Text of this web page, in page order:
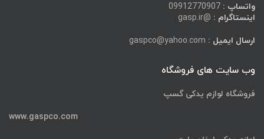
واتساپ : 09912770907
اینستاگرام : @gasp.ir
ارسال ایمیل : gaspco@yahoo.com
وب سایت های فروشگاه
فروشگاه لوازم یدکی گسپ
www.gaspco.com